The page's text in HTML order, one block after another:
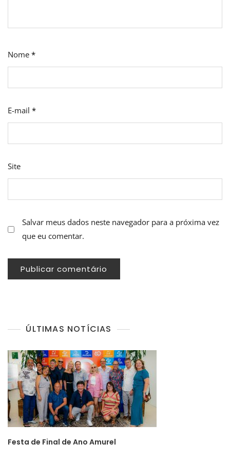
Nome *
E-mail *
Site
Salvar meus dados neste navegador para a próxima vez
que eu comentar.
ÚLTIMAS NOTÍCIAS
Festa de Final de Ano Amurel